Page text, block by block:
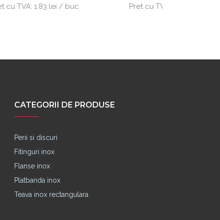
buc Pret cu TVA: 17.16 lei / buc
CATEGORII DE PRODUSE
Perii si discuri
Fitinguri inox
Flanse inox
Platbanda inox
Teava inox rectangulara